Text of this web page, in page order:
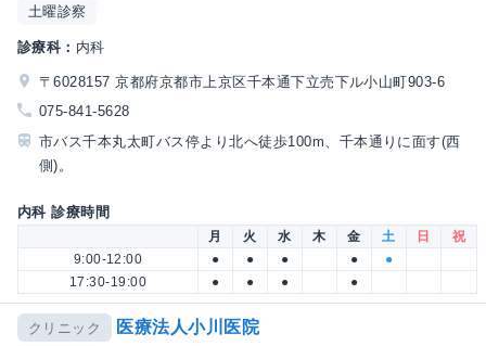
土曜診察
診療科： 内科
〒6028157 京都府京都市上京区千本通下立売下ル小山町903-6
075-841-5628
市バス千本丸太町バス停より北へ徒歩100m、千本通りに面す(西
側)。
内科 診療時間
月 火 水 木 金 土 日
祝
9:00-12:00
● ● ● ●
●
17:30-19:00
● ● ● ●
クリニック 医療法人小川医院